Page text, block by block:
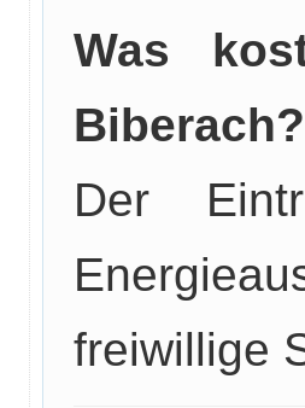
Was
Biberach?
Der
freiwillige